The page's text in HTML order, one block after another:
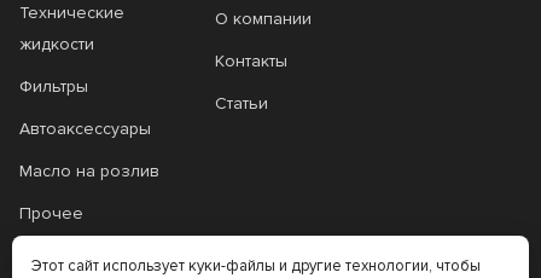
Технические
жидкости
Фильтры
Автоаксессуары
Масло на розлив
Прочее
Аккумуляторы
О компании
Контакты
Статьи
Этот сайт использует куки-файлы и другие технологии, чтобы